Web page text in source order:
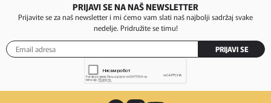
PRIJAVI SE NA NAŠ NEWSLETTER
Prijavite se za naš newsletter i mi ćemo vam slati naš najbolji sadržaj svake
nedelje. Pridružite se timu!
PRIJAVI SE